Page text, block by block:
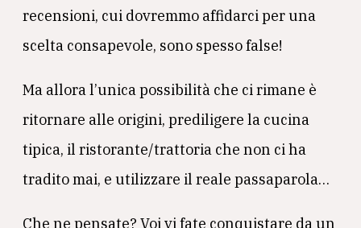
recensioni, cui dovremmo affidarci per una
scelta consapevole, sono spesso false!
Ma allora l’unica possibilità che ci rimane è
ritornare alle origini, prediligere la cucina
tipica, il ristorante/trattoria che non ci ha
tradito mai, e utilizzare il reale passaparola…
Che ne pensate? Voi vi fate conquistare da un